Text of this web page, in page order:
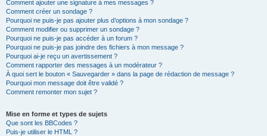
Comment ajouter une signature à mes messages ?
Comment créer un sondage ?
Pourquoi ne puis-je pas ajouter plus d’options à mon sondage ?
Comment modifier ou supprimer un sondage ?
Pourquoi ne puis-je pas accéder à un forum ?
Pourquoi ne puis-je pas joindre des fichiers à mon message ?
Pourquoi ai-je reçu un avertissement ?
Comment rapporter des messages à un modérateur ?
À quoi sert le bouton « Sauvegarder » dans la page de rédaction de message ?
Pourquoi mon message doit être validé ?
Comment remonter mon sujet ?
Mise en forme et types de sujets
Que sont les BBCodes ?
Puis-je utiliser le HTML ?